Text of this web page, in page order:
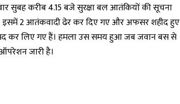
सुबह करीब 4.15 बजे सुरक्षा बल आतंकियों की सूचना
2 आतंकवादी ढेर कर दिए गए और अफसर शहीद हुए
कर लिए गए हैं। हमला उस समय हुआ जब जवान बस से
जारी है।